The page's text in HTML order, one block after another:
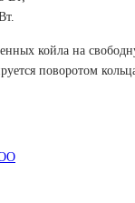
койла на
поворотом